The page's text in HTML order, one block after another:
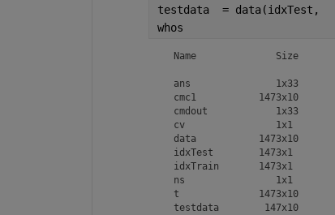
testdata  = data(idxTest,
whos
Name              Size
ans
cmc1
cmdout
cv                1x1
data
idxTest
idxTrain
ns
t
testdata